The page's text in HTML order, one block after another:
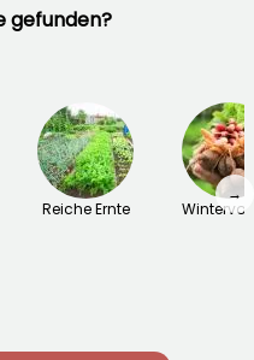
gefunden?
Reiche Ernte
→